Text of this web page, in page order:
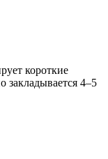
короткие
закладывается 4–5